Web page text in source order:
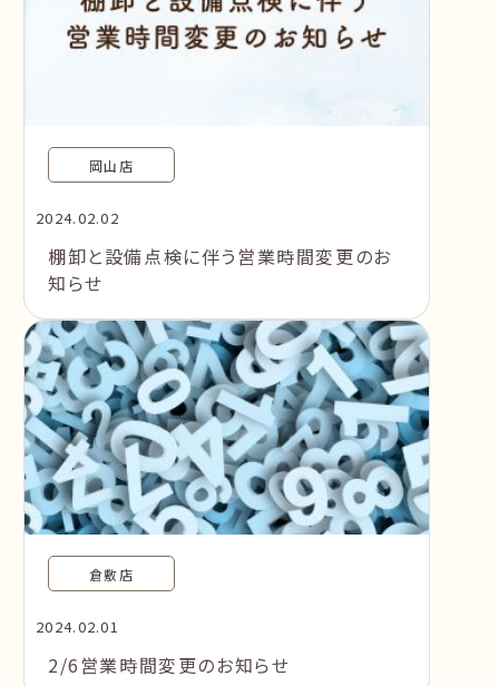
岡山店
2024.02.02
棚卸と設備点検に伴う営業時間変更のお
知らせ
倉敷店
2024.02.01
2/6営業時間変更のお知らせ